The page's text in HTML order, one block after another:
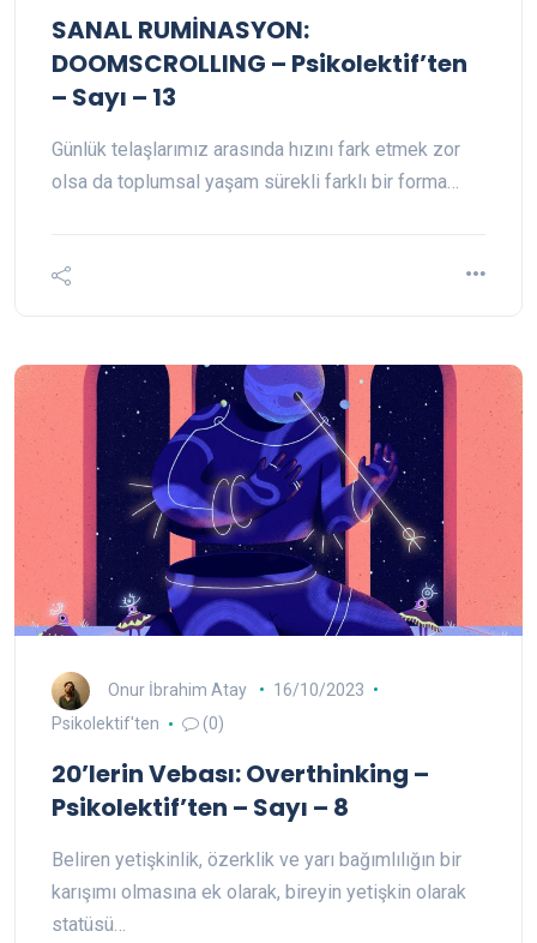
SANAL RUMİNASYON:
DOOMSCROLLING – Psikolektif’ten
– Sayı – 13
Günlük telaşlarımız arasında hızını fark etmek zor
olsa da toplumsal yaşam sürekli farklı bir forma…
Onur İbrahim Atay
16/10/2023
Psikolektif'ten
(0)
20’lerin Vebası: Overthinking –
Psikolektif’ten – Sayı – 8
Beliren yetişkinlik, özerklik ve yarı bağımlılığın bir
karışımı olmasına ek olarak, bireyin yetişkin olarak
statüsü…